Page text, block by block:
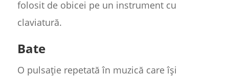
folosit de obicei pe un instrument cu
claviatură.
Bate
O pulsație repetată în muzică care își